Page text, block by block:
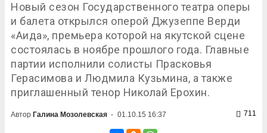
Новый сезон Государственного театра оперы
и балета открылся оперой Джузеппе Верди
«Аида», премьера которой на якутской сцене
состоялась в ноябре прошлого года. Главные
партии исполнили солисты Прасковья
Герасимова и Людмила Кузьмина, а также
приглашенный тенор Николай Ерохин.
Автор Галина Мозолевская - 01.10.15 16:37 711